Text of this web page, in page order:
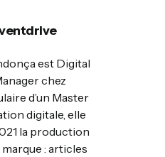
est Digital
chez
d’un Master
digitale, elle
la production
: articles